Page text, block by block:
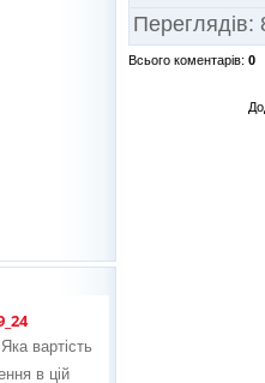
Переглядів:
Всього коментарів: 0